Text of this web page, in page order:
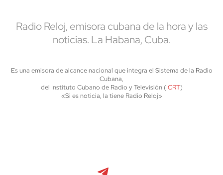
Radio Reloj, emisora cubana de la hora y las
noticias. La Habana, Cuba.
Es una emisora de alcance nacional que integra el Sistema de la Radio
Cubana,
del Instituto Cubano de Radio y Televisión (ICRT)
«Si es noticia, la tiene Radio Reloj»